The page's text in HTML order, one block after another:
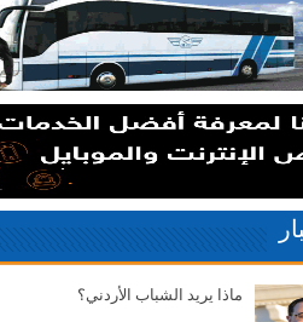
ماذا يريد الشباب الأردني؟